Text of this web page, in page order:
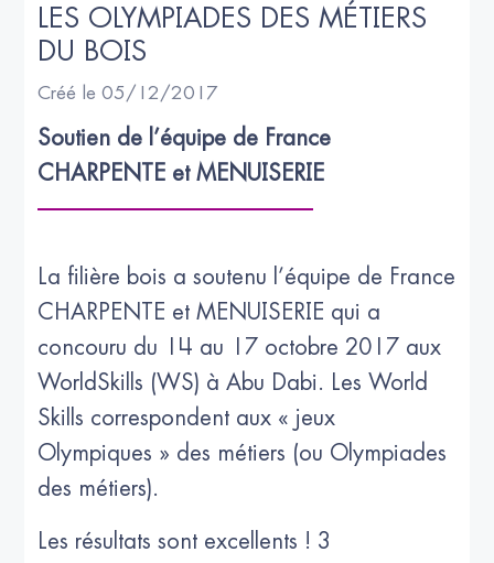
LES OLYMPIADES DES MÉTIERS
DU BOIS
Créé le 05/12/2017
Soutien de l’équipe de France
CHARPENTE et MENUISERIE
La filière bois a soutenu l’équipe de France
CHARPENTE et MENUISERIE qui a
concouru du 14 au 17 octobre 2017 aux
WorldSkills (WS) à Abu Dabi. Les World
Skills correspondent aux « jeux
Olympiques » des métiers (ou Olympiades
des métiers).
Les résultats sont excellents ! 3